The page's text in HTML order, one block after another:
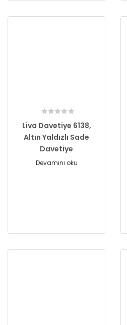
Liva Davetiye 6138,
Altın Yaldızlı Sade
Davetiye
Devamını oku